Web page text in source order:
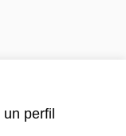
perfil